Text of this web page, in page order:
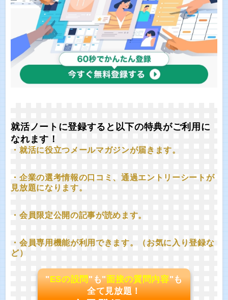
就活ノートに登録すると以下の特典がご利用に
なれます！
・就活に役立つメールマガジンが届きます。
・企業の選考情報の口コミ、通過エントリーシートが
見放題になります。
・会員限定公開の記事が読めます。
・会員専用機能が利用できます。（お気に入り登録な
ど）
"ESの設問"も"面接の質問内容"も
全て見放題！